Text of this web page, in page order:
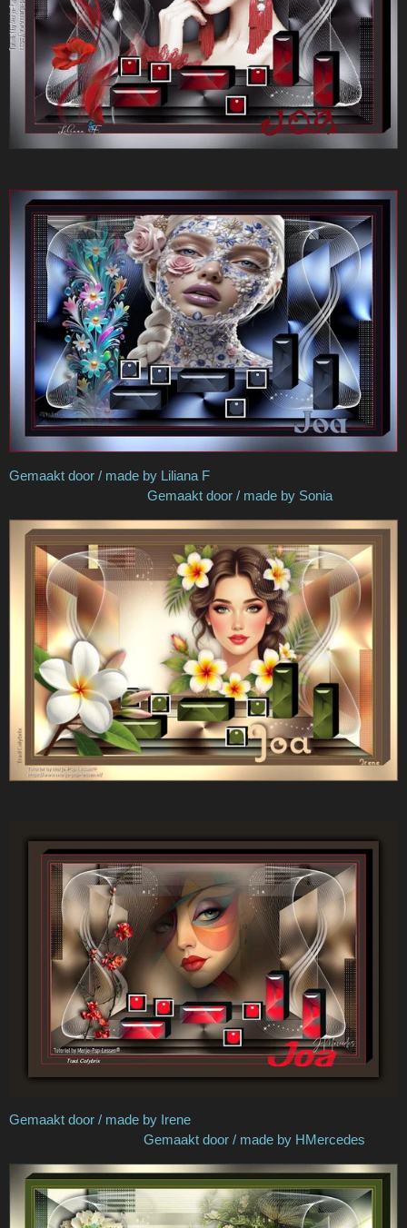
Gemaakt door / made by Liliana F
Gemaakt door / made by Sonia
Gemaakt door / made by Irene
Gemaakt door / made by HMercedes